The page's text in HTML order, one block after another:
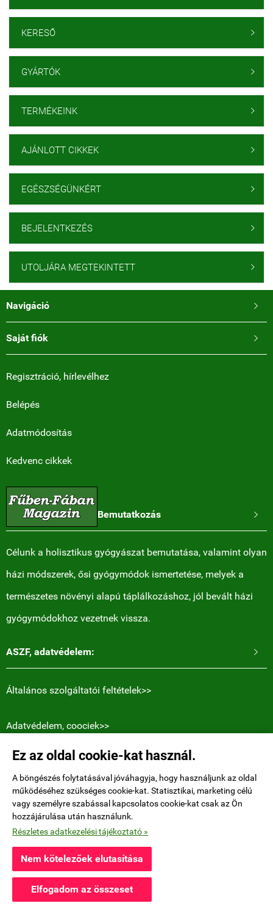
Ez az oldal cookie-kat használ.
A böngészés folytatásával jóváhagyja, hogy használjunk az oldal
működéséhez szükséges cookie-kat. Statisztikai, marketing célú
vagy személyre szabással kapcsolatos cookie-kat csak az Ön
hozzájárulása után használunk.
Részletes adatkezelési tájékoztató »
Nem kötelezőek elutasítása
Elfogadom az összeset
KERESŐ 
GYÁRTÓK 
TERMÉKEINK 
AJÁNLOTT CIKKEK 
EGÉSZSÉGÜNKÉRT 
BEJELENTKEZÉS 
UTOLJÁRA MEGTEKINTETT 
Navigáció 
Saját fiók 
Regisztráció, hírlevélhez
Belépés
Adatmódosítás
Kedvenc cikkek
Bemutatkozás 
Célunk a holisztikus gyógyászat bemutatása, valamint olyan
házi módszerek, ősi gyógymódok ismertetése, melyek a
természetes növényi alapú táplálkozáshoz, jól bevált házi
gyógymódokhoz vezetnek vissza.
ASZF, adatvédelem: 
Általános szolgáltatói feltételek>>
Adatvédelem, coociek>>
Elérhetőségek:
Holly Heart blogger Magyar honlapja.
Niederdorfstrasse 38, 8001 Zürich, Switzerland
E-mail küldése>>
Webáruház készítés